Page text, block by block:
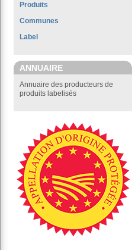
Produits
Communes
Label
ANNUAIRE
Annuaire des producteurs de
produits labelisés